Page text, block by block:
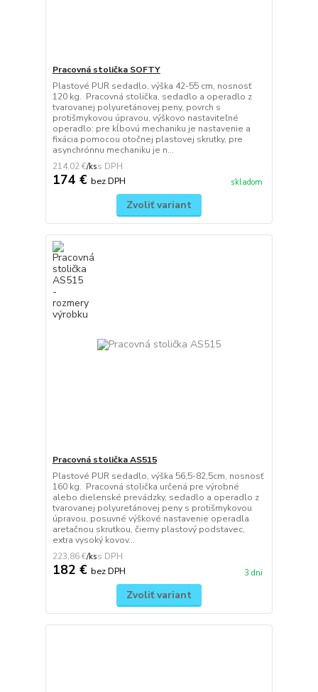
Pracovná stolička SOFTY
Plastové PUR sedadlo, výška 42-55 cm, nosnosť
120 kg. Pracovná stolička, sedadlo a operadlo z
tvarovanej polyuretánovej peny, povrch s
protišmykovou úpravou, výškovo nastaviteľné
operadlo: pre kĺbovú mechaniku je nastavenie a
fixácia pomocou otočnej plastovej skrutky, pre
asynchrónnu mechaniku je n...
214,02 €/ks
174 € bez DPH skladom
Zvoliť variant
Pracovná stolička AS515
Plastové PUR sedadlo, výška 56,5-82,5cm, nosnosť
160 kg. Pracovná stolička určená pre výrobné
alebo dielenské prevádzky, sedadlo a operadlo z
tvarovanej polyuretánovej peny s protišmykovou
úpravou, posuvné výškové nastavenie operadla
aretačnou skrutkou, čierny plastový podstavec,
extra vysoký kovov...
223,86 €/ks
182 € bez DPH 3 dni
Zvoliť variant